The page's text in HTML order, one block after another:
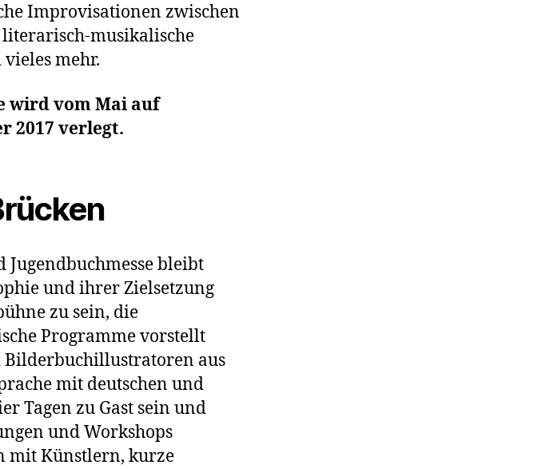
Improvisationen zwischen
musikalische
mehr.
wird vom Mai auf
2017 verlegt.
bleibt
und ihrer Zielsetzung
zu sein, die
Programme vorstellt
aus
mit deutschen und
Tagen zu Gast sein und
und Workshops
mit Künstlern, kurze